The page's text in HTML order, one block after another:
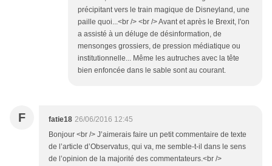
précipitant vers le train magique de Disneyland, une
paille quoi...<br /> <br /> Avant et après le Brexit, l'on
a assisté à un déluge de désinformation, de
mensonges grossiers, de pression médiatique ou
institutionnelle... Même les autruches avec la tête
bien enfoncée dans le sable sont au courant.
F fatie18 26/06/2016 12:45
Bonjour <br /> J’aimerais faire un petit commentaire de texte
de l’article d’Observatus, qui va, me semble-t-il dans le sens
de l’opinion de la majorité des commentateurs.<br />